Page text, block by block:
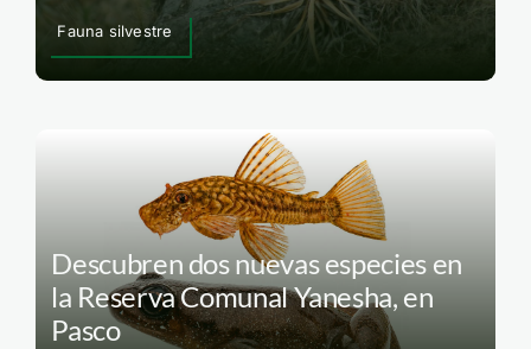
Fauna silvestre
Descubren dos nuevas especies en
la Reserva Comunal Yanesha, en
Pasco